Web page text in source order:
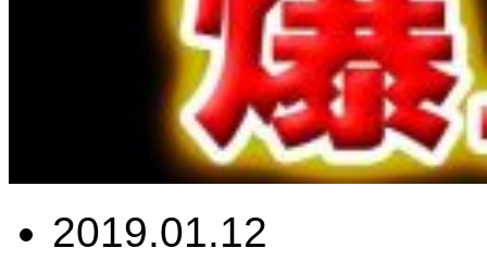
2019.01.12